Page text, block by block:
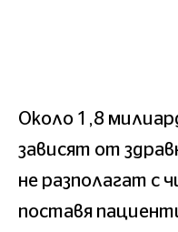
Около 1,8
зависят от
не разполагат с
поставя